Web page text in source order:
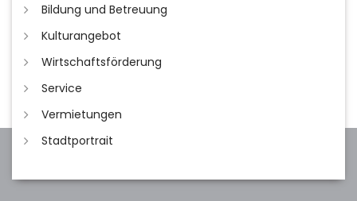
Bildung und Betreuung
Kulturangebot
Wirtschaftsförderung
Service
Vermietungen
Stadtportrait